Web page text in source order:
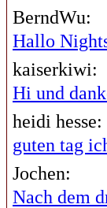
BerndWu:
Hallo
kaiserkiwi:
Hi und
heidi hesse:
guten tag
Jochen:
Nach dem